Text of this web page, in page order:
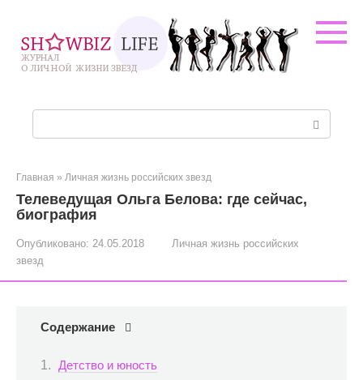
контенту
Главная » Личная жизнь российских звезд
Телеведущая Ольга Белова: где сейчас,
биография
Опубликовано: 24.05.2018
Личная жизнь российских
звезд
Содержание
Детство и юность